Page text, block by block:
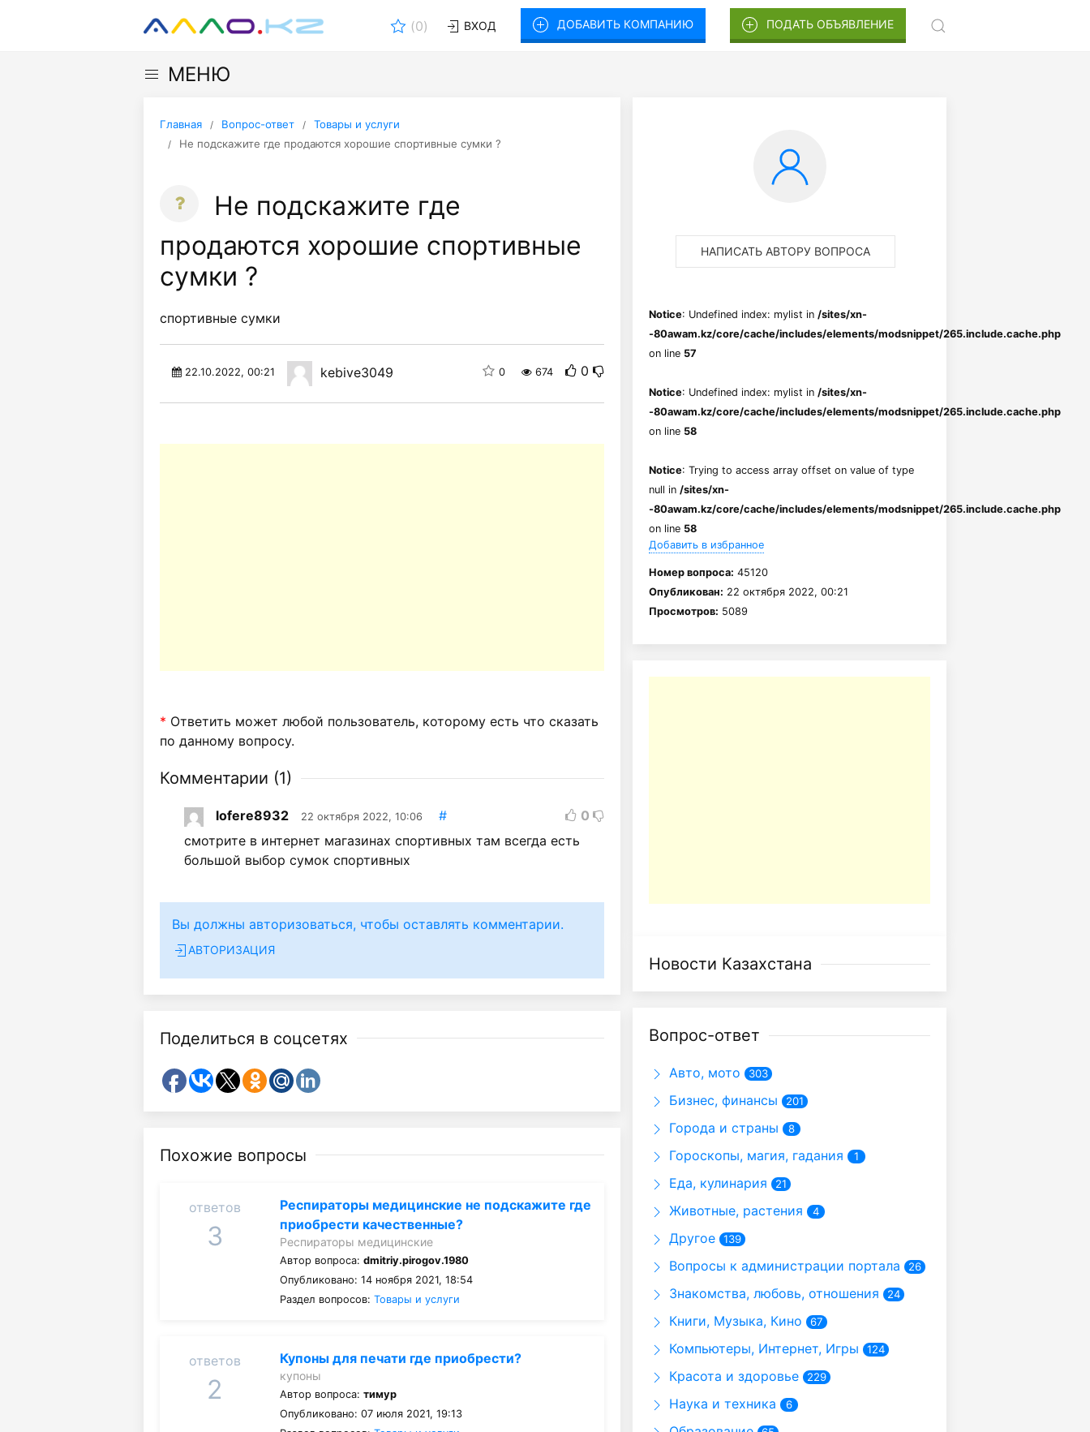
(0) ВХОД ДОБАВИТЬ КОМПАНИЮ ПОДАТЬ ОБЪЯВЛЕНИЕ
МЕНЮ
Главная Вопрос-ответ
Товары и услуги
Не подскажите где продаются хорошие спортивные сумки ?
Не подскажите где
продаются хорошие спортивные
сумки ?
спортивные сумки
22.10.2022, 00:21 kebive3049 0 674 0
* Ответить может любой пользователь, которому есть что сказать
по данному вопросу.
Комментарии (1)
lofere8932 22 октября 2022, 10:06 #
0
смотрите в интернет магазинах спортивных там всегда есть
большой выбор сумок спортивных
Вы должны авторизоваться, чтобы оставлять комментарии.
АВТОРИЗАЦИЯ
Поделиться в соцсетях
Похожие вопросы
ответов
3
Респираторы медицинские не подскажите где
приобрести качественные?
Респираторы медицинские
Автор вопроса:dmitriy.pirogov.1980
Опубликовано: 14 ноября 2021, 18:54
Раздел вопросов:Товары и услуги
ответов
2
Купоны для печати где приобрести?
купоны
Автор вопроса:тимур
Опубликовано: 07 июля 2021, 19:13
НАПИСАТЬ АВТОРУ ВОПРОСА
Notice: Undefined index: mylist in /sites/xn-
-80awam.kz/core/cache/includes/elements/modsnippet/265.include.cache.php
on line 57
Notice: Undefined index: mylist in /sites/xn-
-80awam.kz/core/cache/includes/elements/modsnippet/265.include.cache.php
on line 58
Notice: Trying to access array offset on value of type
null in /sites/xn-
-80awam.kz/core/cache/includes/elements/modsnippet/265.include.cache.php
on line 58
Добавить в избранное
Номер вопроса: 45120
Опубликован: 22 октября 2022, 00:21
Просмотров: 5089
Новости Казахстана
Вопрос-ответ
Авто, мото 303
Бизнес, финансы 201
Города и страны 8
Гороскопы, магия, гадания 1
Еда, кулинария 21
Животные, растения 4
Другое 139
Вопросы к администрации портала 26
Знакомства, любовь, отношения 24
Книги, Музыка, Кино 67
Компьютеры, Интернет, Игры 124
Красота и здоровье 229
Наука и техника 6